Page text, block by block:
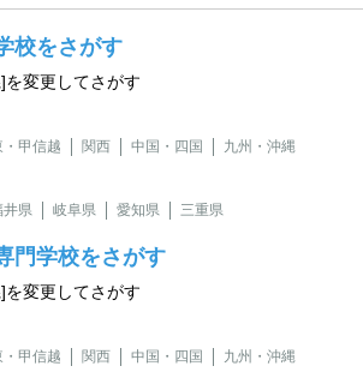
校をさがす
変更してさがす
・甲信越 関西 中国・四国 九州・沖縄
井県 岐阜県 愛知県 三重県
門学校をさがす
変更してさがす
・甲信越 関西 中国・四国 九州・沖縄